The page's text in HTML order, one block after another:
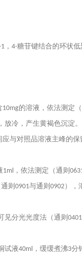
1 ，4-糖苷键结合的环状
10mg的溶液，依法测定
放冷，产生黄褐色沉淀。
与对照品溶液主峰的保
1ml ，依法测定（通则
则0901与通则0902），
见分光光度法（通则0401
试液40ml ，缓缓煮沸3分